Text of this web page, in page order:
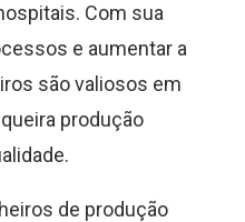
Com sua
e aumentar a
são valiosos em
produção
de produção